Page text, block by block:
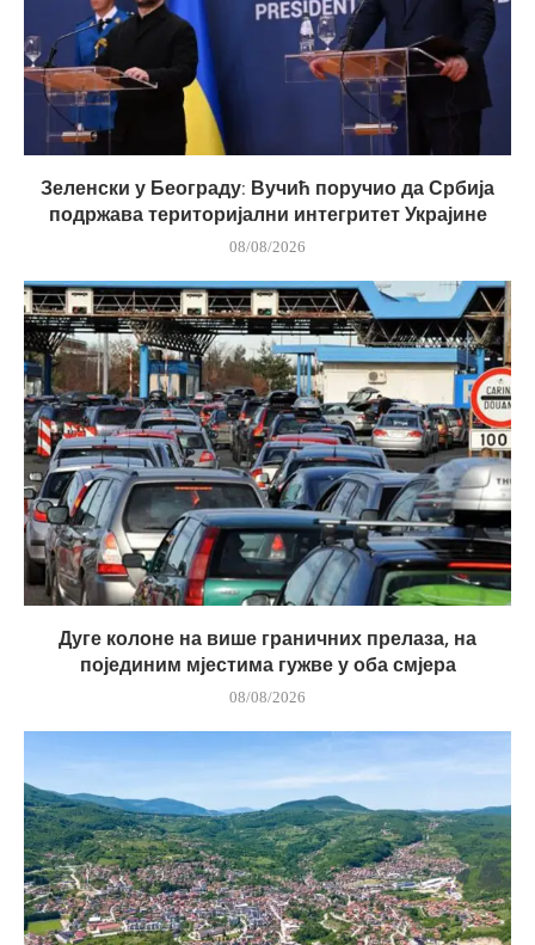
Зеленски у Београду: Вучић поручио да Србија
подржава територијални интегритет Украјине
08/08/2026
Дуге колоне на више граничних прелаза, на
појединим мјестима гужве у оба смјера
08/08/2026